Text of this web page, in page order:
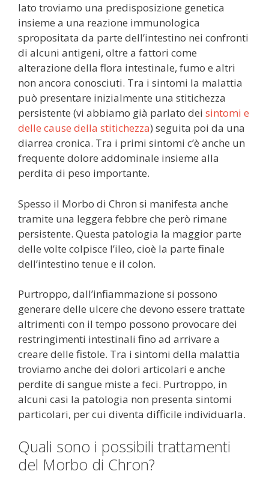
lato troviamo una predisposizione genetica
insieme a una reazione immunologica
spropositata da parte dell’intestino nei confronti
di alcuni antigeni, oltre a fattori come
alterazione della flora intestinale, fumo e altri
non ancora conosciuti. Tra i sintomi la malattia
può presentare inizialmente una stitichezza
persistente (vi abbiamo già parlato dei sintomi e
delle cause della stitichezza) seguita poi da una
diarrea cronica. Tra i primi sintomi c’è anche un
frequente dolore addominale insieme alla
perdita di peso importante.
Spesso il Morbo di Chron si manifesta anche
tramite una leggera febbre che però rimane
persistente. Questa patologia la maggior parte
delle volte colpisce l’ileo, cioè la parte finale
dell’intestino tenue e il colon.
Purtroppo, dall’infiammazione si possono
generare delle ulcere che devono essere trattate
altrimenti con il tempo possono provocare dei
restringimenti intestinali fino ad arrivare a
creare delle fistole. Tra i sintomi della malattia
troviamo anche dei dolori articolari e anche
perdite di sangue miste a feci. Purtroppo, in
alcuni casi la patologia non presenta sintomi
particolari, per cui diventa difficile individuarla.
Quali sono i possibili trattamenti
del Morbo di Chron?